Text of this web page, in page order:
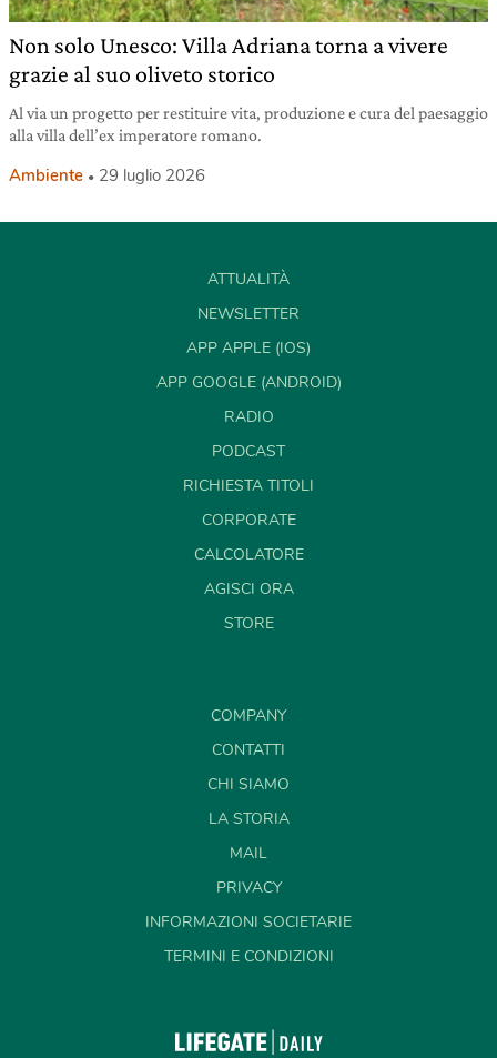
Non solo Unesco: Villa Adriana torna a vivere
grazie al suo oliveto storico
Al via un progetto per restituire vita, produzione e cura del paesaggio
alla villa dell’ex imperatore romano.
Ambiente 29 luglio 2026
ATTUALITÀ
NEWSLETTER
APP APPLE (IOS)
APP GOOGLE (ANDROID)
RADIO
PODCAST
RICHIESTA TITOLI
CORPORATE
CALCOLATORE
AGISCI ORA
STORE
COMPANY
CONTATTI
CHI SIAMO
LA STORIA
MAIL
PRIVACY
INFORMAZIONI SOCIETARIE
TERMINI E CONDIZIONI